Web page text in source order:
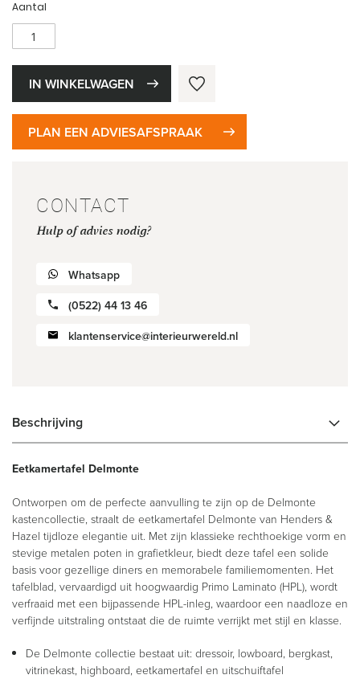
Aantal
IN WINKELWAGEN
PLAN EEN ADVIESAFSPRAAK
CONTACT
Hulp of advies nodig?
Whatsapp
(0522) 44 13 46
klantenservice@interieurwereld.nl
Beschrijving
Eetkamertafel Delmonte
Ontworpen om de perfecte aanvulling te zijn op de Delmonte
kastencollectie, straalt de eetkamertafel Delmonte van Henders &
Hazel tijdloze elegantie uit. Met zijn klassieke rechthoekige vorm en
stevige metalen poten in grafietkleur, biedt deze tafel een solide
basis voor gezellige diners en memorabele familiemomenten. Het
tafelblad, vervaardigd uit hoogwaardig Primo Laminato (HPL), wordt
verfraaid met een bijpassende HPL-inleg, waardoor een naadloze en
verfijnde uitstraling ontstaat die de ruimte verrijkt met stijl en klasse.
De Delmonte collectie bestaat uit: dressoir, lowboard, bergkast,
vitrinekast, highboard, eetkamertafel en uitschuiftafel